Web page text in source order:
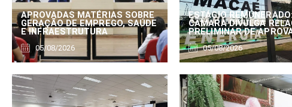
APROVADAS MATÉRIAS SOBRE
GERAÇÃO DE EMPREGO, SAÚDE
E INFRAESTRUTURA
05/08/2026
ESTÁGIO
CÂMARA DIVULGA
PRELIMINAR DE
05/08/2026